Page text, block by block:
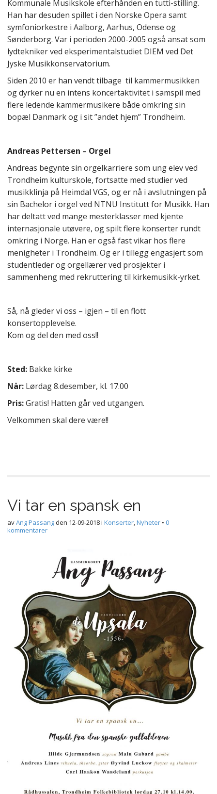
Kommunale Musikskole efterhånden en tutti-stilling.
Han har desuden spillet i den Norske Opera samt
symfoniorkestre i Aalborg, Aarhus, Odense og
Sønderborg. Var i perioden 2000-2005 også ansat som
lydtekniker ved eksperimentalstudiet DIEM ved Det
Jyske Musikkonservatorium.
Siden 2010 er han vendt tilbage til kammermusikken
og dyrker nu en intens koncertaktivitet i samspil med
flere ledende kammermusikere både omkring sin
bopæl Danmark og i sit ”andet hjem” Trondheim.
Andreas Pettersen – Orgel
Andreas begynte sin orgelkarriere som ung elev ved
Trondheim kulturskole, fortsatte med studier ved
musikklinja på Heimdal VGS, og er nå i avslutningen på
sin Bachelor i orgel ved NTNU Institutt for Musikk. Han
har deltatt ved mange mesterklasser med kjente
internasjonale utøvere, og spilt flere konserter rundt
omkring i Norge. Han er også fast vikar hos flere
menigheter i Trondheim. Og er i tillegg engasjert som
studentleder og orgellærer ved prosjekter i
sammenheng med rekruttering til kirkemusikk-yrket.
Så, nå gleder vi oss – igjen – til en flott
konsertopplevelse.
Kom og del den med oss!!
Sted: Bakke kirke
Når: Lørdag 8.desember, kl. 17.00
Pris:Gratis! Hatten går ved utgangen.
Velkommen skal dere være!!
Vi tar en spansk en
avAng Passangden 12-09-2018i Konserter,Nyheter • 0
kommentarer